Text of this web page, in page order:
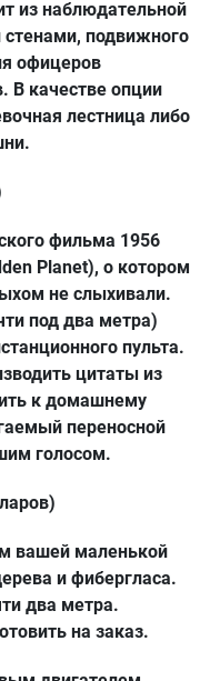
из наблюдательной
подвижного
офицеров
В качестве опции
лестница либо
фильма 1956
Planet), о котором
не слыхивали.
под два метра)
пульта.
цитаты из
к домашнему
переносной
голосом.
вашей маленькой
и фибергласа.
два метра.
на заказ.